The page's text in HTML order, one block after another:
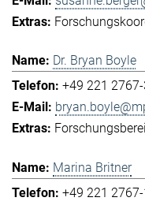
Dr. Bryan Boyle
+49 221
Marina Britner
+49 221